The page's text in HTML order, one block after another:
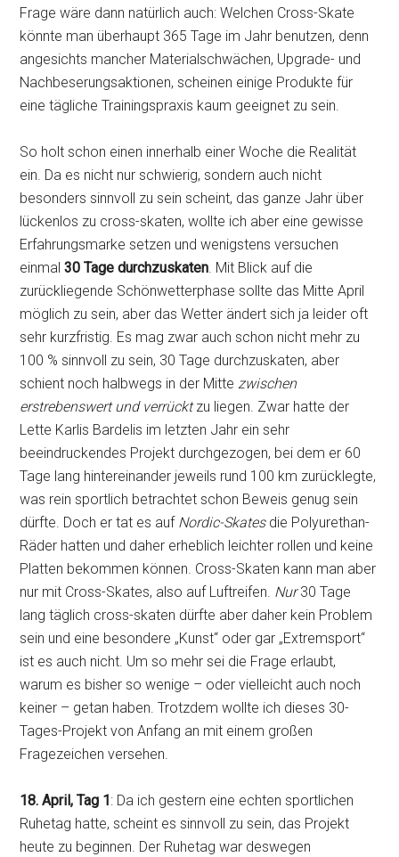
Frage wäre dann natürlich auch: Welchen Cross-Skate
könnte man überhaupt 365 Tage im Jahr benutzen, denn
angesichts mancher Materialschwächen, Upgrade- und
Nachbeserungsaktionen, scheinen einige Produkte für
eine tägliche Trainingspraxis kaum geeignet zu sein.
So holt schon einen innerhalb einer Woche die Realität
ein. Da es nicht nur schwierig, sondern auch nicht
besonders sinnvoll zu sein scheint, das ganze Jahr über
lückenlos zu cross-skaten, wollte ich aber eine gewisse
Erfahrungsmarke setzen und wenigstens versuchen
einmal30 Tage durchzuskaten. Mit Blick auf die
zurückliegende Schönwetterphase sollte das Mitte April
möglich zu sein, aber das Wetter ändert sich ja leider oft
sehr kurzfristig. Es mag zwar auch schon nicht mehr zu
100 % sinnvoll zu sein, 30 Tage durchzuskaten, aber
schient noch halbwegs in der Mittezwischen
erstrebenswert und verrücktzu liegen. Zwar hatte der
Lette Karlis Bardelis im letzten Jahr ein sehr
beeindruckendes Projekt durchgezogen, bei dem er 60
Tage lang hintereinander jeweils rund 100 km zurücklegte,
was rein sportlich betrachtet schon Beweis genug sein
dürfte. Doch er tat es auf Nordic-Skatesdie Polyurethan-
Räder hatten und daher erheblich leichter rollen und keine
Platten bekommen können. Cross-Skaten kann man aber
nur mit Cross-Skates, also auf Luftreifen. Nur30 Tage
lang täglich cross-skaten dürfte aber daher kein Problem
sein und eine besondere „Kunst“ oder gar „Extremsport“
ist es auch nicht. Um so mehr sei die Frage erlaubt,
warum es bisher so wenige – oder vielleicht auch noch
keiner – getan haben. Trotzdem wollte ich dieses 30-
Tages-Projekt von Anfang an mit einem großen
Fragezeichen versehen.
18. April, Tag 1 : Da ich gestern eine echten sportlichen
Ruhetag hatte, scheint es sinnvoll zu sein, das Projekt
heute zu beginnen. Der Ruhetag war deswegen